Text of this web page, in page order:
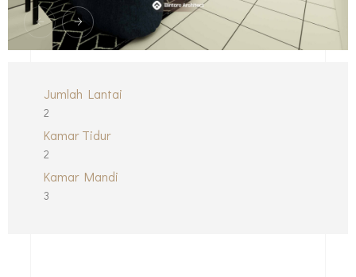
Jumlah Lantai
2
Kamar Tidur
2
Kamar Mandi
3